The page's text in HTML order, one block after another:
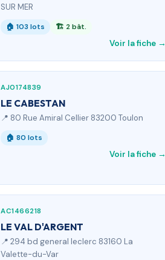
SUR MER
🏠 103 lots 🏗 2 bât.
Voir la fiche →
AJ0174839
LE CABESTAN
📍 80 Rue Amiral Cellier 83200 Toulon
🏠 80 lots
Voir la fiche →
AC1466218
LE VAL D'ARGENT
📍 294 bd general leclerc 83160 La
Valette-du-Var